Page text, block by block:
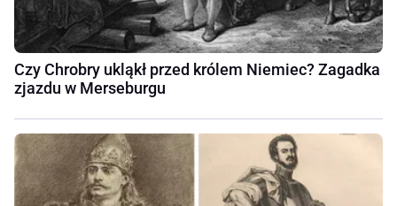
Czy Chrobry ukląkł przed królem Niemiec? Zagadka
zjazdu w Merseburgu